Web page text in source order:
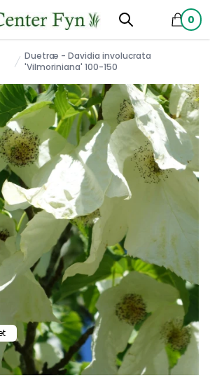
0
Duetræ - Davidia involucrata
'Vilmoriniana' 100-150